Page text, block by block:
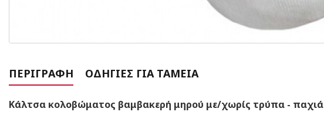
ΠΕΡΙΓΡΑΦΉ ΟΔΗΓΊΕΣ ΓΙΑ ΤΑΜΕΊΑ
Κάλτσα κολοβώματος βαμβακερή μηρού με/χωρίς τρύπα - παχιά